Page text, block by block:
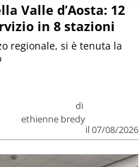
Valle d’Aosta: 12
in 8 stazioni
di
ethienne bredy
il 07/08/2026
regionale, si è tenuta la